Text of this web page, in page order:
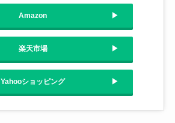
Amazon
楽天市場
Yahooショッピング